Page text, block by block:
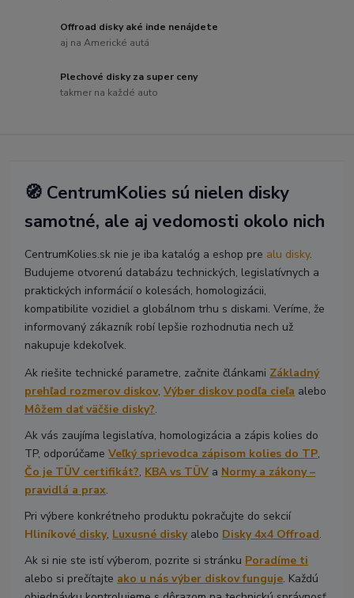
Offroad disky aké inde nenájdete
aj na Americké autá
Plechové disky za super ceny
takmer na každé auto
🧭 CentrumKolies sú nielen disky
samotné, ale aj vedomosti okolo nich
CentrumKolies.sk nie je iba katalóg a eshop pre alu disky.
Budujeme otvorenú databázu technických, legislatívnych a
praktických informácií o kolesách, homologizácii,
kompatibilite vozidiel a globálnom trhu s diskami. Veríme, že
informovaný zákazník robí lepšie rozhodnutia nech už
nakupuje kdekoľvek.
Ak riešite technické parametre, začnite článkami Základný
prehľad rozmerov diskov,Výber diskov podľa cieľa alebo
Môžem dať väčšie disky?.
Ak vás zaujíma legislatíva, homologizácia a zápis kolies do
TP, odporúčameVeľký sprievodca zápisom kolies do TP,
Čo je TÜV certifikát?, KBA vs TÜV a Normy a zákony –
pravidlá a prax.
Pri výbere konkrétneho produktu pokračujte do sekcií
Hliníkové disky, Luxusné diskyalebo Disky 4x4 Offroad.
Ak si nie ste istí výberom, pozrite si stránku Poradíme ti
alebo si prečítajte ako u nás výber diskov funguje. Každú